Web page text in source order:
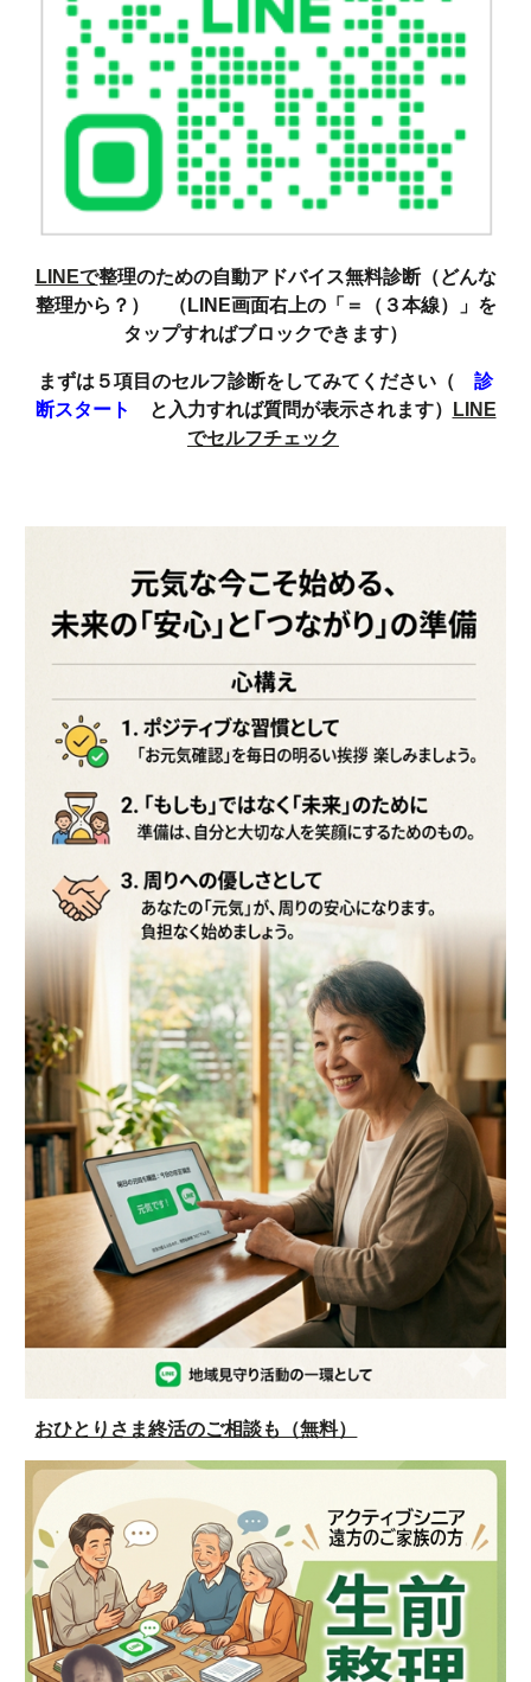
LINEで整理のための自動アドバイス無料診断（どんな
整理から？） （LINE画面右上の「＝（３本線）」を
タップすればブロックできます）
まずは５項目のセルフ診断をしてみてください（ 診
断スタート
と入力すれば質問が表示されます）
LINE
でセルフチェック
おひとりさま終活のご相談も（無料）